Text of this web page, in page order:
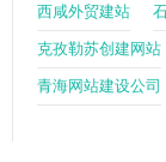
西咸外贸建站
克孜勒苏创建网站
青海网站建设公司